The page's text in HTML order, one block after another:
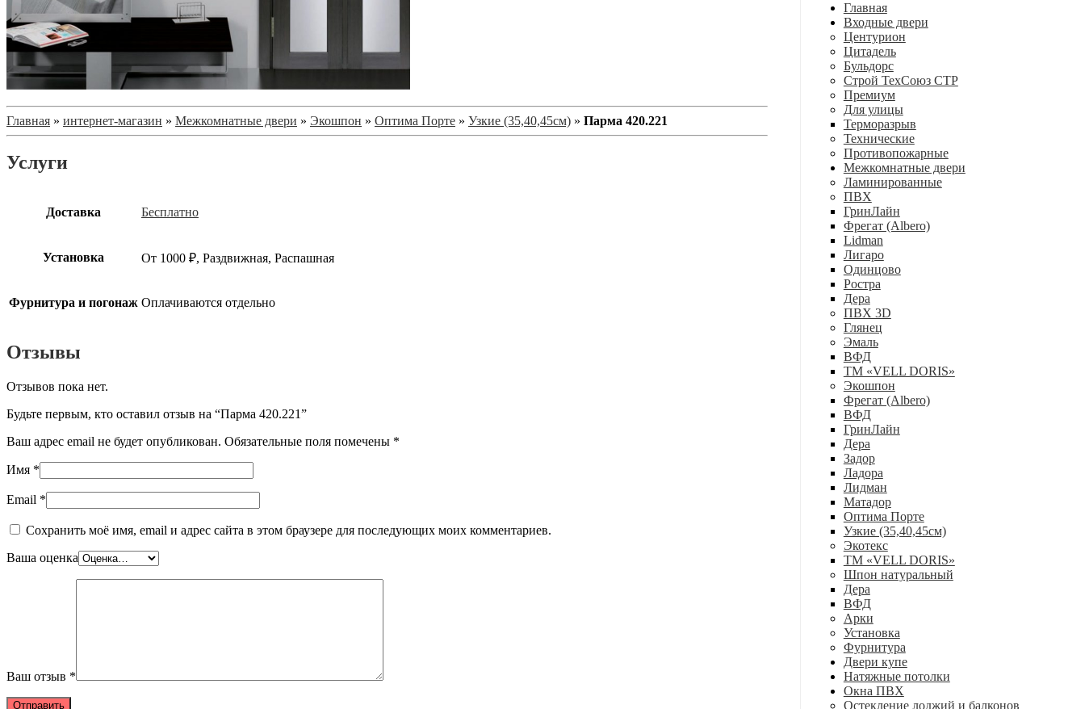
Главная » интернет-магазин » Межкомнатные двери » Экошпон » Оптима Порте » Узкие (35,40,45см) » Парма 420.221
Услуги
Доставка Бесплатно
Установка От 1000 ₽, Раздвижная, Распашная
Фурнитура и погонаж Оплачиваются отдельно
Отзывы
Отзывов пока нет.
Будьте первым, кто оставил отзыв на “Парма 420.221”
Ваш адрес email не будет опубликован. Обязательные поля помечены *
Имя *
Email *
Сохранить моё имя, email и адрес сайта в этом браузере для последующих моих комментариев.
Ваша оценка
Ваш отзыв *
Главная
Входные двери
Центурион
Цитадель
Бульдорс
Строй ТехСоюз СТР
Премиум
Для улицы
Терморазрыв
Технические
Противопожарные
Межкомнатные двери
Ламинированные
ПВХ
ГринЛайн
Фрегат (Albero)
Lidman
Лигаро
Одинцово
Ростра
Дера
ПВХ 3D
Глянец
Эмаль
ВФД
ТМ «VELL DORIS»
Экошпон
Фрегат (Albero)
ВФД
ГринЛайн
Дера
Задор
Ладора
Лидман
Матадор
Оптима Порте
Узкие (35,40,45см)
Экотекс
ТМ «VELL DORIS»
Шпон натуральный
Дера
ВФД
Арки
Установка
Фурнитура
Двери купе
Натяжные потолки
Окна ПВХ
Остекление лоджий и балконов